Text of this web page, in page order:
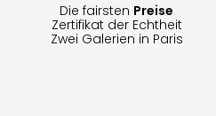
Die fairsten Preise
Zertifikat der Echtheit
Zwei Galerien in Paris